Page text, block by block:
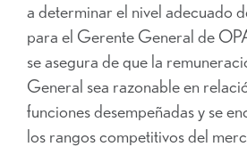
a determinar el nivel adecuado
para el Gerente General de
se asegura de que la
General sea razonable en
funciones desempeñadas y se
los rangos competitivos del